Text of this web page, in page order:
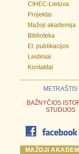
CIHEC-Lietuva
Projektai
Mažoji akademija
Biblioteka
El. publikacijos
Leidiniai
Kontaktai
METRAŠTIS
BAŽNYČIOS
STUDIJOS
MAŽOJI